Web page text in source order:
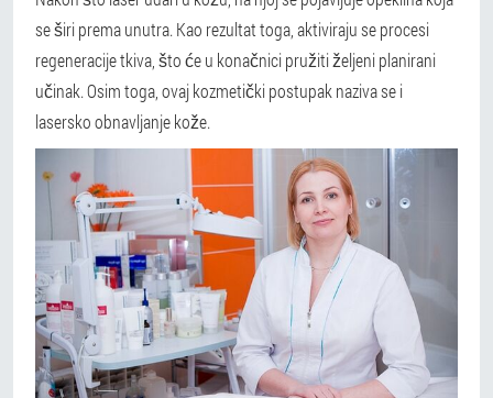
se širi prema unutra. Kao rezultat toga, aktiviraju se procesi
regeneracije tkiva, što će u konačnici pružiti željeni planirani
učinak. Osim toga, ovaj kozmetički postupak naziva se i
lasersko obnavljanje kože.